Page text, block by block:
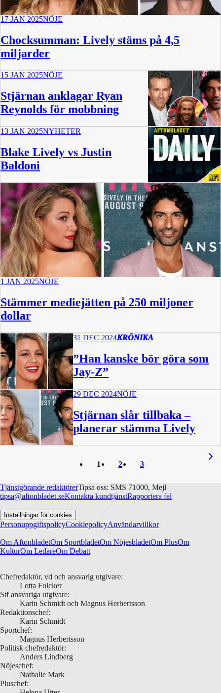
17 JAN 2025NÖJE
Chocksumman: Lively stäms på 4,5
miljarder
15 JAN 2025NÖJE
Stjärnan anklagar Ryan
Reynolds för mobbning
13 JAN 2025NYHETER
Blake Lively vs Justin
Baldoni
15 min
1 JAN 2025NÖJE
Stämmer mediejätten på 250 miljoner
dollar
31 DEC 2024KRÖNIKA
”Han kanske bör göra som
Jay-Z”
29 DEC 2024NÖJE
Stjärnan slår tillbaka –
planerar stämma Lively
1 2 3
Tjänstgörande redaktörerTipsa oss: SMS 71000, Mejl
tipsa@aftonbladet.seKontakta kundtjänstRapportera fel
Inställningar för cookies
PersonuppgiftspolicyCookiepolicyAnvändarvillkor
Om AftonbladetOm SportbladetOm NöjesbladetOm PlusOm
KulturOm LedareOm Debatt
Chefredaktör, vd och ansvarig utgivare:
Lotta Folcker
Stf ansvariga utgivare:
Karin Schmidt och Magnus Herbertsson
Redaktionschef:
Karin Schmidt
Sportchef:
Magnus Herbertsson
Politisk chefredaktör:
Anders Lindberg
Nöjeschef:
Nathalie Mark
Pluschef: